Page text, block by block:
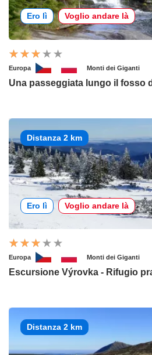
Ero lì Voglio andare là
Europa Monti dei Giganti
Una passeggiata lungo il fosso
Distanza 2 km
Ero lì Voglio andare là
Europa Monti dei Giganti
Escursione Výrovka - Rifugio
Distanza 2 km